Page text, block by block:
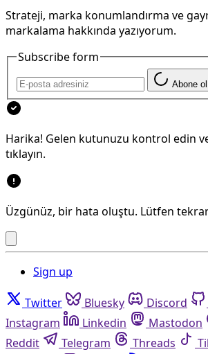
Strateji, marka konumlandırma ve
markalama hakkında yazıyorum.
Subscribe form
Abone ol
Harika! Gelen kutunuzu kontrol edin
tıklayın.
Üzgünüz, bir hata oluştu. Lütfen
Sign up
Twitter Bluesky Discord
Instagram
Linkedin Mastodon
Reddit
Telegram Threads